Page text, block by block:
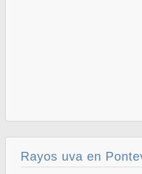
Rayos uva en